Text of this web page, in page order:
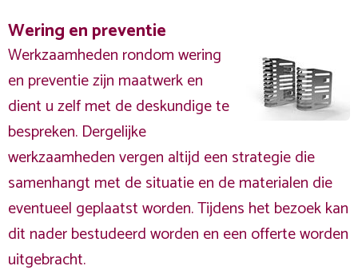
Wering en preventie
Werkzaamheden rondom wering
en preventie zijn maatwerk en
dient u zelf met de deskundige te
bespreken. Dergelijke
werkzaamheden vergen altijd een strategie die
samenhangt met de situatie en de materialen die
eventueel geplaatst worden. Tijdens het bezoek kan
dit nader bestudeerd worden en een offerte worden
uitgebracht.